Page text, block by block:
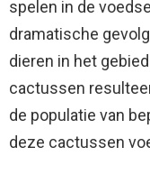
spelen in de
dramatische
dieren in het
cactussen
de populatie van
deze cactussen